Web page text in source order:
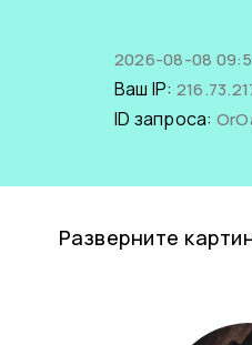
2026-08-08
Ваш IP:
ID запроса:
Разверните